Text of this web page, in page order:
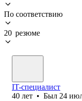
По соответствию
20 резюме
IT-специалист
40 лет • Был 24